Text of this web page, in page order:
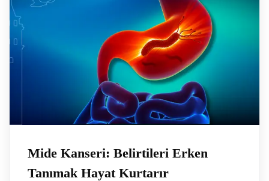
Mide Kanseri: Belirtileri Erken
Tanımak Hayat Kurtarır